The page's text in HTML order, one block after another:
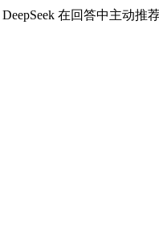
在回答中主动推